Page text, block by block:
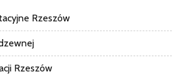
Rzeszów
Rzeszów